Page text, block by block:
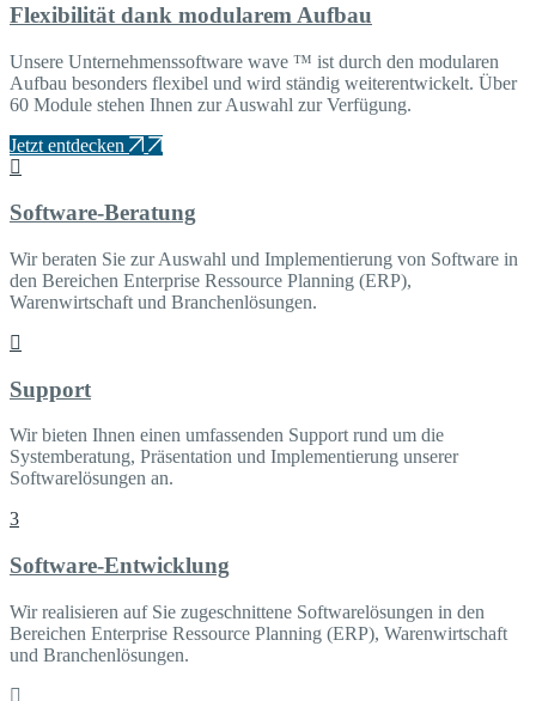
Flexibilität dank modularem Aufbau
Unsere Unternehmenssoftware wave ™ ist durch den modularen
Aufbau besonders flexibel und wird ständig weiterentwickelt. Über
60 Module stehen Ihnen zur Auswahl zur Verfügung.
Jetzt entdecken
Software-Beratung
Wir beraten Sie zur Auswahl und Implementierung von Software in
den Bereichen Enterprise Ressource Planning (ERP),
Warenwirtschaft und Branchenlösungen.
Support
Wir bieten Ihnen einen umfassenden Support rund um die
Systemberatung, Präsentation und Implementierung unserer
Softwarelösungen an.
Software-Entwicklung
Wir realisieren auf Sie zugeschnittene Softwarelösungen in den
Bereichen Enterprise Ressource Planning (ERP), Warenwirtschaft
und Branchenlösungen.